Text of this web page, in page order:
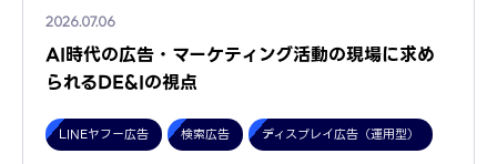
2026.07.06
AI時代の広告・マーケティング活動の現場に求め
られるDE&Iの視点
LINEヤフー広告 検索広告 ディスプレイ広告（運用型）